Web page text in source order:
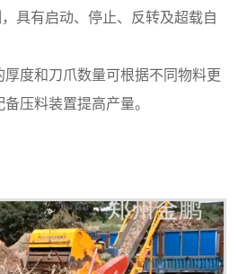
具有启动、停止、反转及超载自
度和刀爪数量可根据不同物料更
压料装置提高产量。